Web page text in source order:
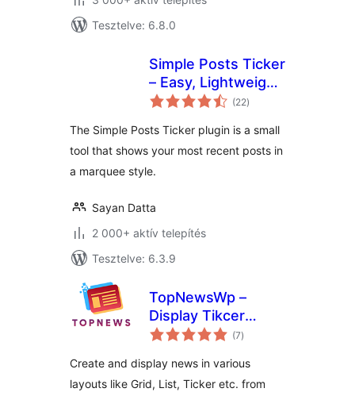
Tesztelve: 6.8.0
Simple Posts Ticker
– Easy, Lightweight
& Flexible
(22értékelés
összesen
)
The Simple Posts Ticker plugin is a small
tool that shows your most recent posts in
a marquee style.
Sayan Datta
2 000+ aktív telepítés
Tesztelve: 6.3.9
TopNewsWp –
Display Tikcer
News, RSS Feed
More
(7értékelés
összesen
)
Create and display news in various
layouts like Grid, List, Ticker etc. from